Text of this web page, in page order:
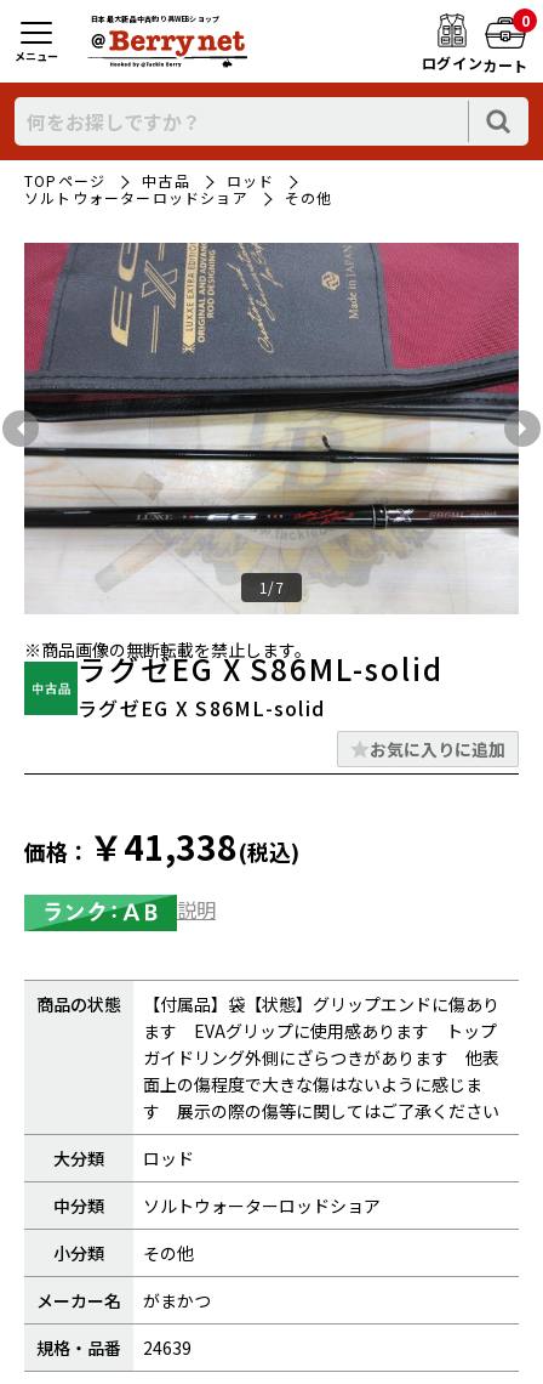
日本最大新品中古釣り具WEBショップ
ログイン
0
カート
メニュー
TOPページ 中古品
ロッド
ソルトウォーターロッドショア
その他
1/7
※商品画像の無断転載を禁止します。
ラグゼEG X S86ML-solid
ラグゼEG X S86ML-solid
お気に入りに追加
価格： ￥41,338(税込)
説明
商品の状態
【付属品】袋【状態】グリップエンドに傷あり
ます EVAグリップに使用感あります トップ
ガイドリング外側にざらつきがあります 他表
面上の傷程度で大きな傷はないように感じま
す 展示の際の傷等に関してはご了承ください
大分類
ロッド
中分類
ソルトウォーターロッドショア
小分類
その他
メーカー名
がまかつ
規格・品番
24639